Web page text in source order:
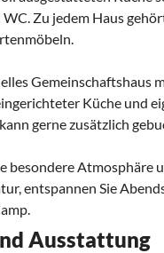
Zu jedem Haus
Gemeinschaftshaus
Küche und
gerne zusätzlich
besondere Atmosphäre
entspannen Sie
Ausstattung